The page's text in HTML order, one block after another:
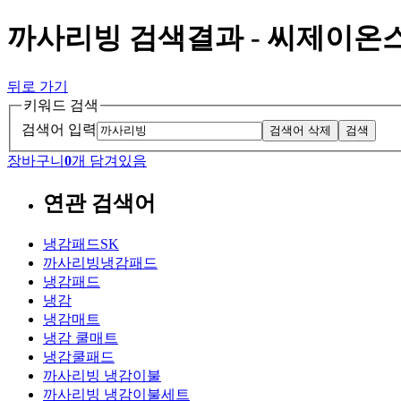
까사리빙 검색결과 - 씨제이온
뒤로 가기
키워드 검색
검색어 입력
검색어 삭제 검색
장바구니 0개 담겨있음
연관 검색어
냉감패드SK
까사리빙냉감패드
냉감패드
냉감
냉감매트
냉감 쿨매트
냉감쿨패드
까사리빙 냉감이불
까사리빙 냉감이불세트